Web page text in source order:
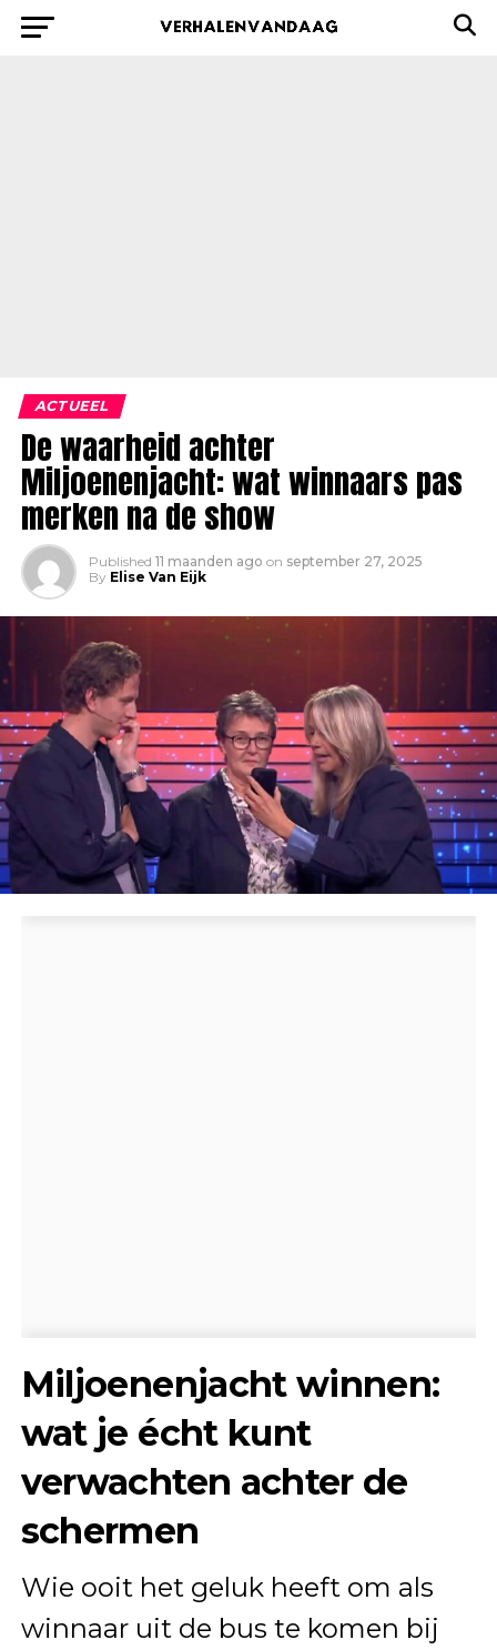
ACTUEEL
De waarheid achter
Miljoenenjacht: wat winnaars pas
merken na de show
Published 11 maanden ago on september 27, 2025
By Elise Van Eijk
Miljoenenjacht winnen:
wat je écht kunt
verwachten achter de
schermen
Wie ooit het geluk heeft om als
winnaar uit de bus te komen bij